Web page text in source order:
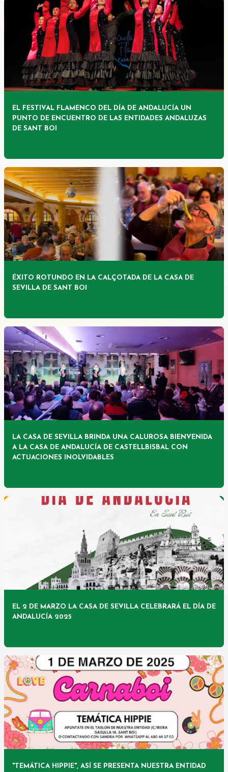
EL FESTIVAL FLAMENCO DEL DÍA DE ANDALUCÍA UN
PUNTO DE ENCUENTRO DE LAS ENTIDADES ANDALUZAS
DE SANT BOI
ÉXITO ROTUNDO EN LA CALÇOTADA DE LA CASA DE
SEVILLA DE SANT BOI
LA CASA DE SEVILLA BRINDA UNA CALUROSA BIENVENIDA
A LA CASA DE ANDALUCÍA DE CASTELLBISBAL CON
ACTUACIONES INOLVIDABLES
EL 2 DE MARZO LA CASA DE SEVILLA CELEBRARÁ EL DÍA DE
ANDALUCÍA 2025
"TEMÁTICA HIPPIE", ASÍ SE PRESENTA NUESTRA ENTIDAD